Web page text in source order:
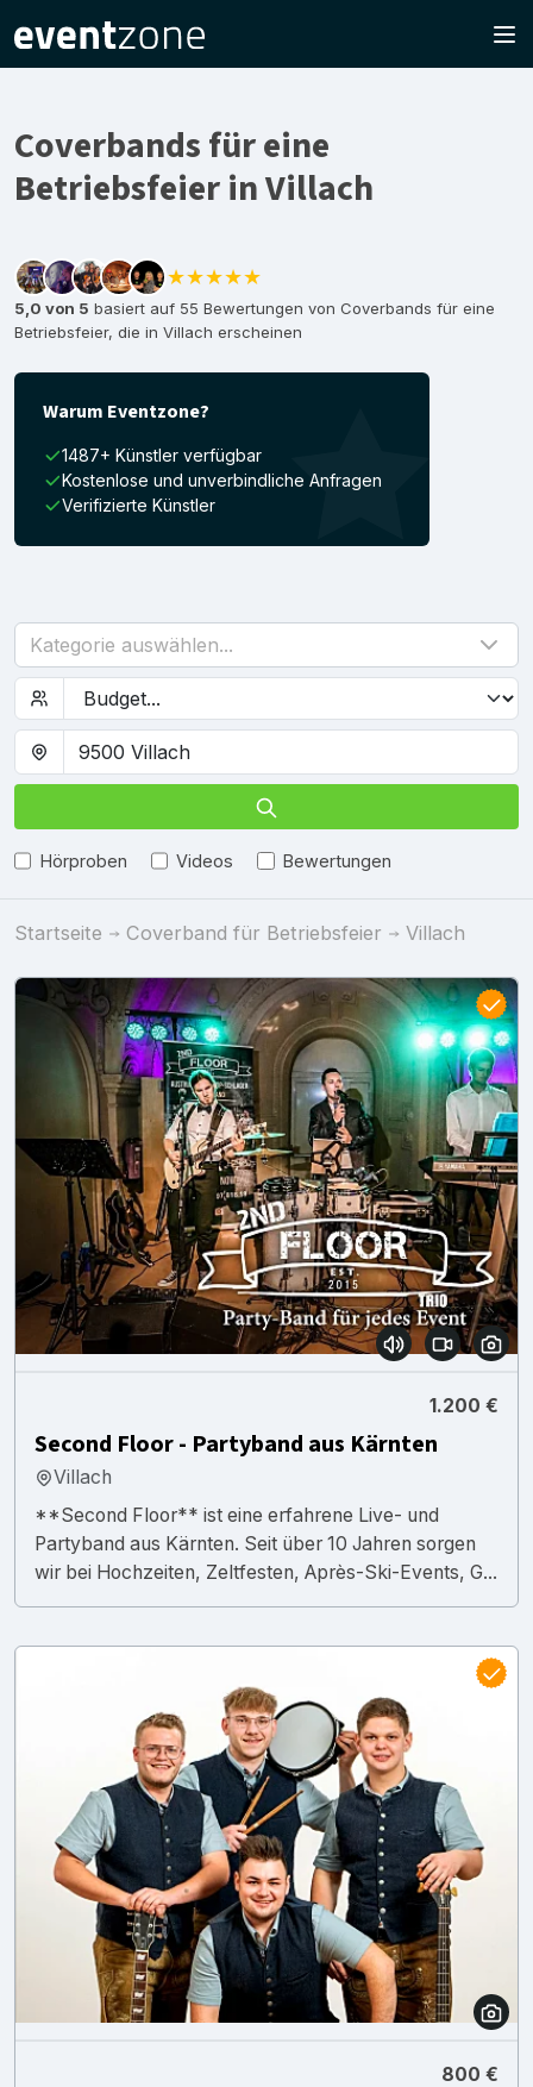
Coverbands für eine
Betriebsfeier in Villach
★★★★★
5,0 von 5 basiert auf 55 Bewertungen von Coverbands für eine
Betriebsfeier, die in Villach erscheinen
Warum Eventzone?
1487+ Künstler verfügbar
Kostenlose und unverbindliche Anfragen
Verifizierte Künstler
Kategorie auswählen...
Hörproben Videos Bewertungen
Startseite Coverband für Betriebsfeier Villach
1.200 €
Second Floor - Partyband aus Kärnten
Villach
**Second Floor** ist eine erfahrene Live- und
Partyband aus Kärnten. Seit über 10 Jahren sorgen
wir bei Hochzeiten, Zeltfesten, Après-Ski-Events, G...
800 €